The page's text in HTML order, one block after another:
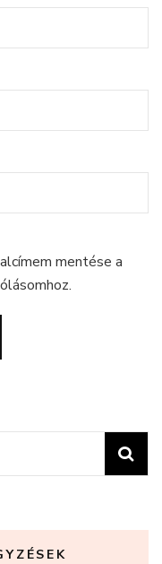
mentése a